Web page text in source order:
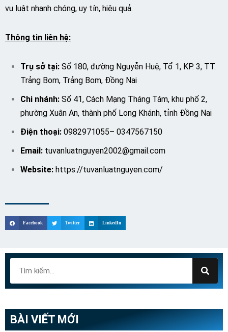
vụ luật nhanh chóng, uy tín, hiệu quả.
Thông tin liên hệ:
Trụ sở tại: Số 180, đường Nguyễn Huệ, Tổ 1, KP. 3, TT.
Trảng Bom, Trảng Bom, Đồng Nai
Chi nhánh: Số 41, Cách Mạng Tháng Tám, khu phố 2,
phường Xuân An, thành phố Long Khánh, tỉnh Đồng Nai
Điện thoại: 0982971055– 0347567150
Email: tuvanluatnguyen2002@gmail.com
Website: https://tuvanluatnguyen.com/
Facebook Twitter LinkedIn
BÀI VIẾT MỚI